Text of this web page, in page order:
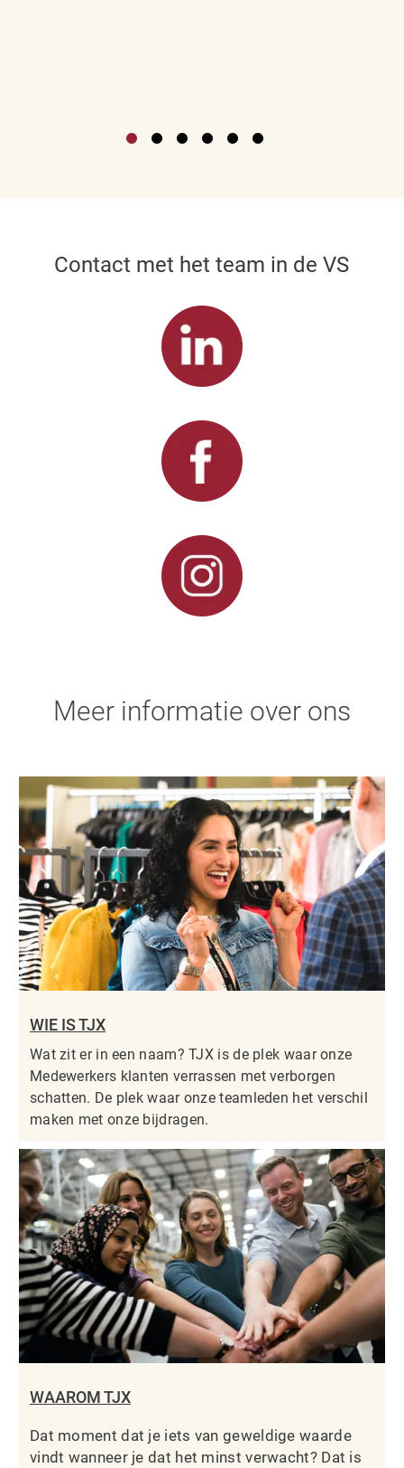
Contact met het team in de VS
Meer informatie over ons
WIE IS TJX
Wat zit er in een naam? TJX is de plek waar onze
Medewerkers klanten verrassen met verborgen
schatten. De plek waar onze teamleden het verschil
maken met onze bijdragen.
WAAROM TJX
Dat moment dat je iets van geweldige waarde
vindt wanneer je dat het minst verwacht? Dat is